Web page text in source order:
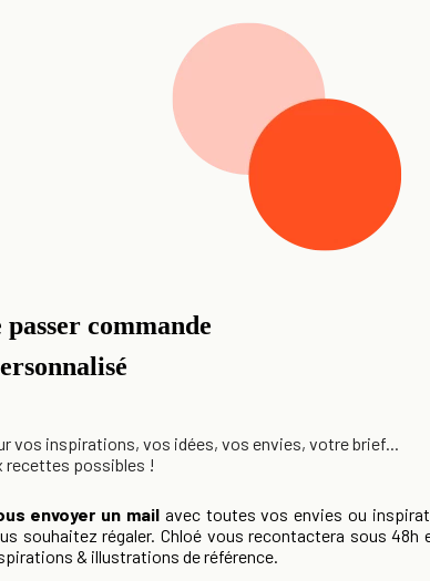
commande
vos inspirations, vos idées, vos envies, votre brief...
recettes possibles !
envoyer un mailavec toutes vos envies ou
souhaitez régaler. Chloé vous recontactera sous 48h
& illustrations de référence.